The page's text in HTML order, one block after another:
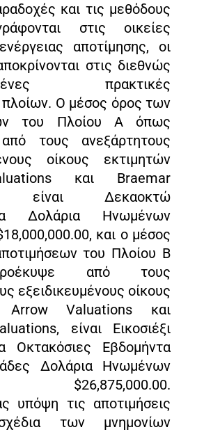
και τις μεθόδους
στις οικείες
αποτίμησης, οι
στις διεθνώς
πρακτικές
πλοίων. Ο μέσος όρος των
του Πλοίου Α όπως
τους ανεξάρτητους
οίκους εκτιμητών
και Braemar
είναι Δεκαοκτώ
Δολάρια Ηνωμένων
και ο μέσος
του Πλοίου Β
από τους
εξειδικευμένους οίκους
Arrow Valuations και
είναι Εικοσιέξι
Οκτακόσιες Eβδομήντα
Δολάρια Ηνωμένων
$26,875,000.00.
υπόψη τις αποτιμήσεις
των μνημονίων